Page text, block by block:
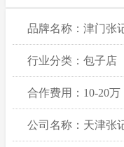
品牌名称：津门张
子铺
行业分类：包子店
合作费用：10-20万
公司名称：天津张